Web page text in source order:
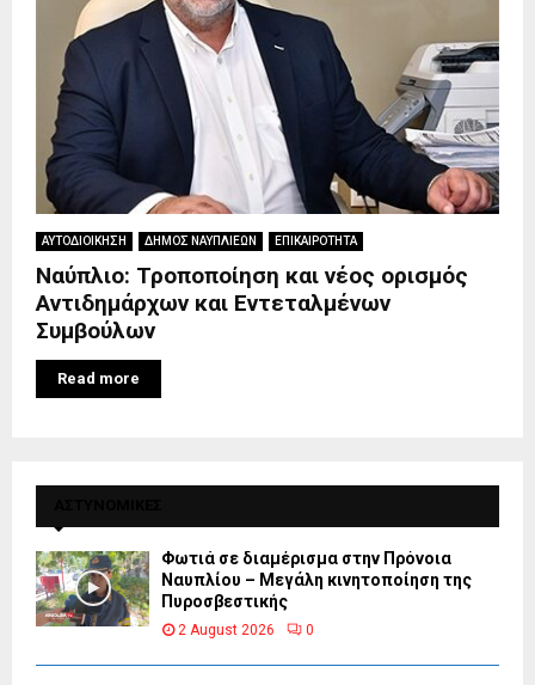
ΑΥΤΟΔΙΟΙΚΗΣΗ ΔΗΜΟΣ ΝΑΥΠΛΙΕΩΝ ΕΠΙΚΑΙΡΟΤΗΤΑ
Ναύπλιο: Τροποποίηση και νέος ορισμός
Αντιδημάρχων και Εντεταλμένων
Συμβούλων
Read more
Φωτιά σε διαμέρισμα στην Πρόνοια
Ναυπλίου – Μεγάλη κινητοποίηση της
Πυροσβεστικής
2 August 2026 0